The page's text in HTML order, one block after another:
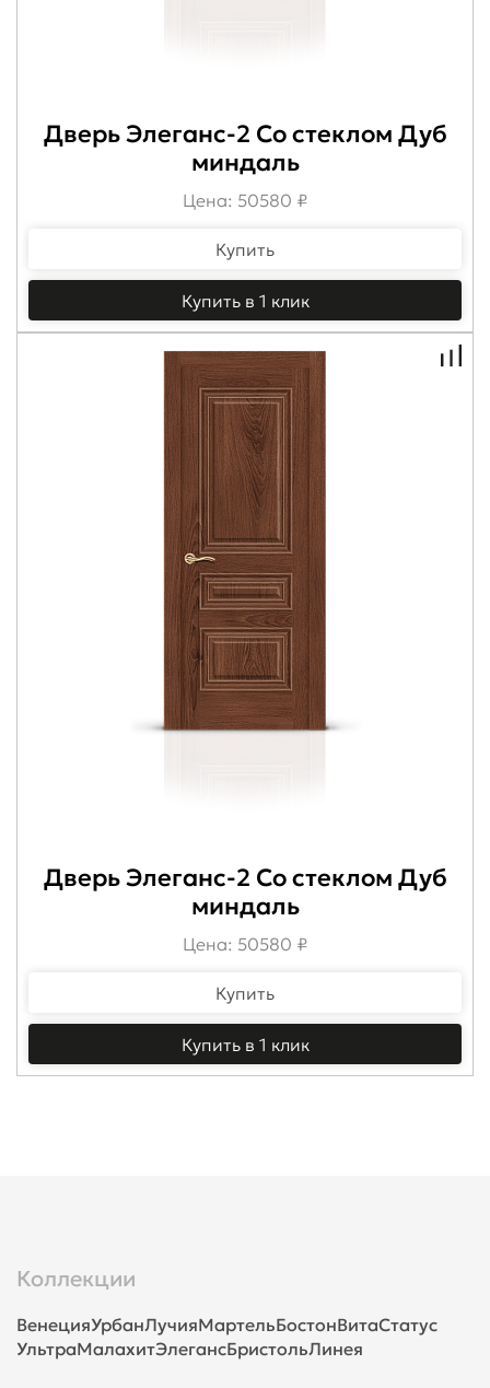
Дверь Элеганс-2 Со стеклом Дуб
миндаль
Цена: 50580 ₽
Купить
Купить в 1 клик
Дверь Элеганс-2 Со стеклом Дуб
миндаль
Цена: 50580 ₽
Купить
Купить в 1 клик
Коллекции
ВенецияУрбанЛучияМартельБостонВитаСтатус
УльтраМалахитЭлегансБристольЛинея